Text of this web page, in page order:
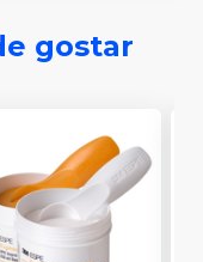
gostar